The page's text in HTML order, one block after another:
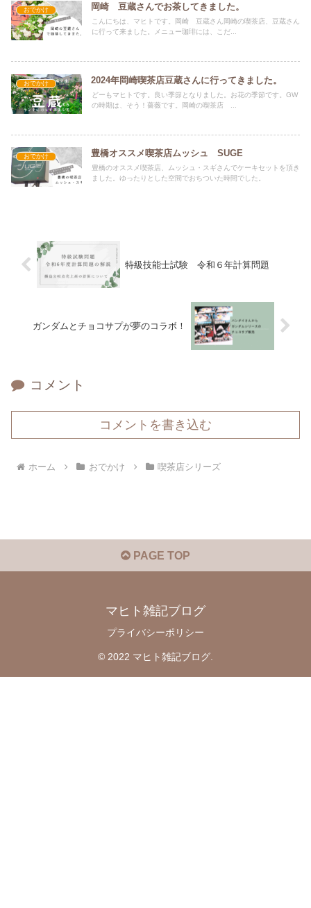
おでかけ 岡崎 豆蔵さんでお茶してきました。
こんにちは、マヒトです。岡崎 豆蔵さん岡崎の喫茶店、豆蔵さん
に行って来ました。メニュー珈琲には、こだ...
おでかけ 2024年岡崎喫茶店豆蔵さんに行ってきました。
どーもマヒトです。良い季節となりました。お花の季節です。GW
の時期は、そう！薔薇です。岡崎の喫茶店 ...
おでかけ 豊橋オススメ喫茶店ムッシュ SUGE
豊橋のオススメ喫茶店、ムッシュ・スギさんでケーキセットを頂き
ました。ゆったりとした空間でおちついた時間でした。
特級技能士試験 令和６年計算問題
ガンダムとチョコサプが夢のコラボ！
コメント
コメントを書き込む
ホーム おでかけ 喫茶店シリーズ
PAGE TOP
マヒト雑記ブログ
プライバシーポリシー
© 2022 マヒト雑記ブログ.